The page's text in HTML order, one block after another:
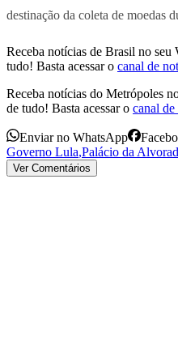
destinação da coleta de moedas
Receba notícias de Brasil no
tudo! Basta acessar o canal de
Receba notícias do Metrópoles
de tudo! Basta acessar o canal
Enviar no WhatsApp
Governo Lula,Palácio da
Ver Comentários